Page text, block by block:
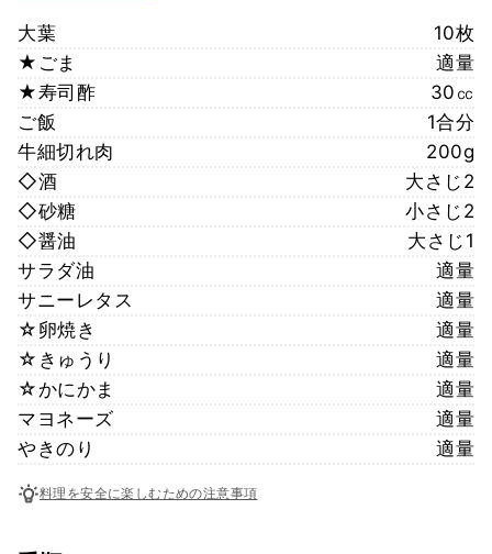
大葉
10枚
★ごま
適量
★寿司酢
30㏄
ご飯
1合分
牛細切れ肉
200g
◇酒
大さじ2
◇砂糖
小さじ2
◇醤油
大さじ1
サラダ油
適量
サニーレタス
適量
☆卵焼き
適量
☆きゅうり
適量
☆かにかま
適量
マヨネーズ
適量
やきのり
適量
料理を安全に楽しむための注意事項